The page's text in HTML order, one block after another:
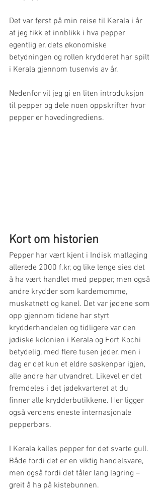
Det var først på min reise til Kerala i år
at jeg fikk et innblikk i hva pepper
egentlig er, dets økonomiske
betydningen og rollen krydderet har spilt
i Kerala gjennom tusenvis av år.
Nedenfor vil jeg gi en liten introduksjon
til pepper og dele noen oppskrifter hvor
pepper er hovedingrediens.
Kort om historien
Pepper har vært kjent i Indisk matlaging
allerede 2000 f.kr, og like lenge sies det
å ha vært handlet med pepper, men også
andre krydder som kardemomme,
muskatnøtt og kanel. Det var jødene som
opp gjennom tidene har styrt
krydderhandelen og tidligere var den
jødiske kolonien i Kerala og Fort Kochi
betydelig, med flere tusen jøder, men i
dag er det kun et eldre søskenpar igjen,
alle andre har utvandret. Likevel er det
fremdeles i det jødekvarteret at du
finner alle krydderbutikkene. Her ligger
også verdens eneste internasjonale
pepperbørs.
I Kerala kalles pepper for det svarte gull.
Både fordi det er en viktig handelsvare,
men også fordi det tåler lang lagring –
greit å ha på kistebunnen.